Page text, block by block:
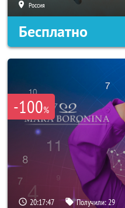
Россия
Бесплатно
-100%
20:17:45 Получили:29